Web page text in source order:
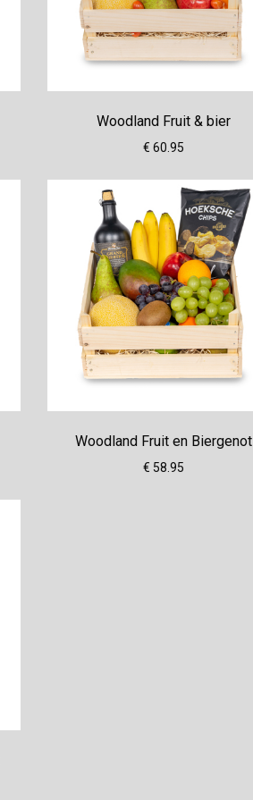
Woodland Fruit & bier
€ 60.95
Woodland Fruit en Biergenot
€ 58.95